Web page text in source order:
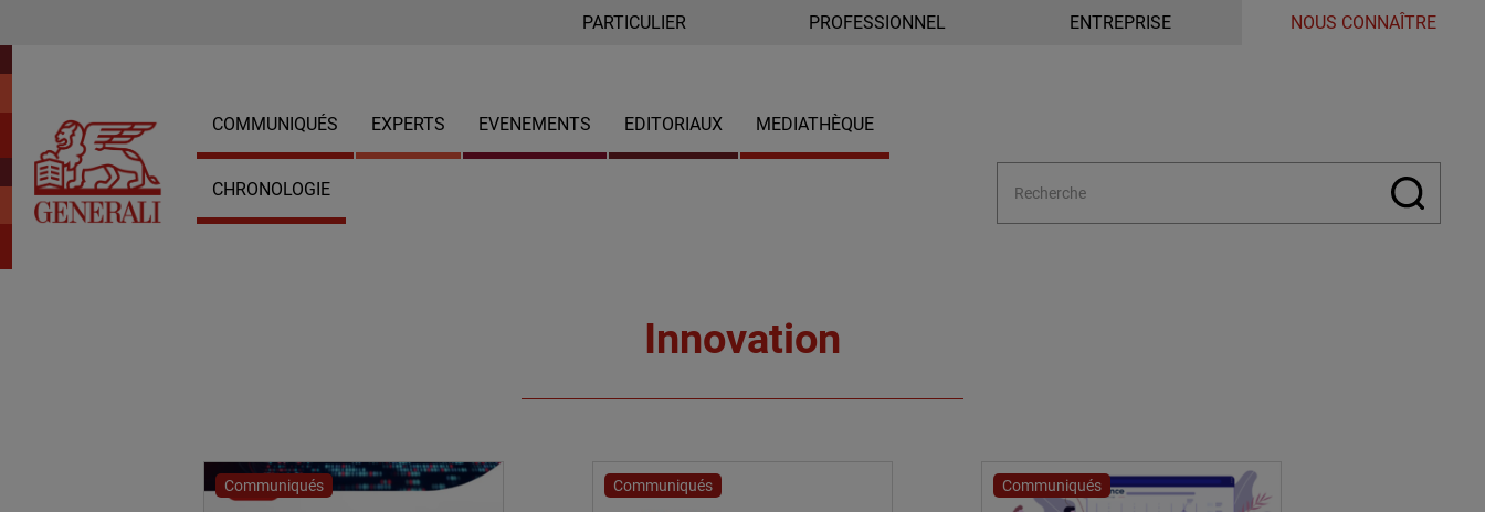
PARTICULIER PROFESSIONNEL ENTREPRISE NOUS CONNAÎTRE
COMMUNIQUÉS EXPERTS EVENEMENTS EDITORIAUX MEDIATHÈQUE
CHRONOLOGIE
Innovation
Communiqués Communiqués Communiqués